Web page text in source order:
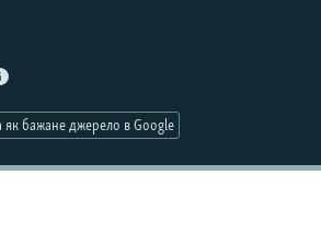
бажане джерело в Google